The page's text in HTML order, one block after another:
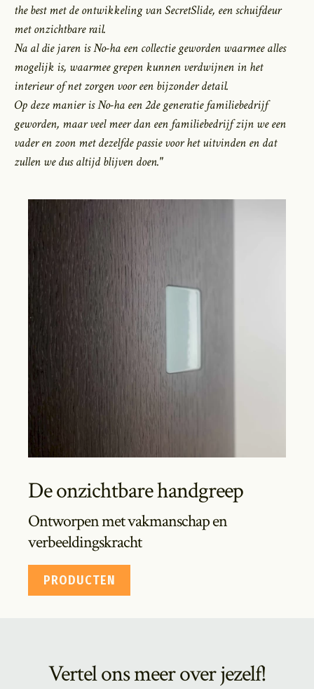
the best met de ontwikkeling van SecretSlide, een schuifdeur
met onzichtbare rail.
Na al die jaren is No-ha een collectie geworden waarmee alles
mogelijk is, waarmee grepen kunnen verdwijnen in het
interieur of net zorgen voor een bijzonder detail.
Op deze manier is No-ha een 2de generatie familiebedrijf
geworden, maar veel meer dan een familiebedrijf zijn we een
vader en zoon met dezelfde passie voor het uitvinden en dat
zullen we dus altijd blijven doen."
De onzichtbare handgreep
Ontworpen met vakmanschap en
verbeeldingskracht
PRODUCTEN
Vertel ons meer over jezelf!